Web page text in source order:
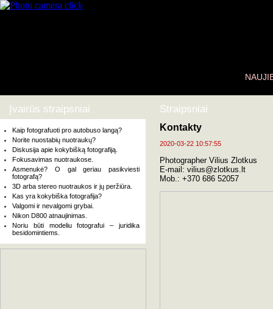
Įvairūs straipsniai
Kaip fotografuoti pro autobuso langą?
Norite nuostabių nuotraukų?
Diskusija apie kokybišką fotografiją.
Fokusavimas nuotraukose.
Asmenukė? O gal geriau pasikviesti
fotografą?
3D arba stereo nuotraukos ir jų peržiūra.
Kas yra kokybiška fotografija?
Valgomi ir nevalgomi grybai.
Nikon D800 atnaujinimas.
Noriu būti modeliu fotografui – juridika
besidomintiems.
Straipsniai
Kontakty
2020-03-22 10:57:55
Photographer Vilius Zlotkus
E-mail: vilius@zlotkus.lt
Mob.: +370 686 52057